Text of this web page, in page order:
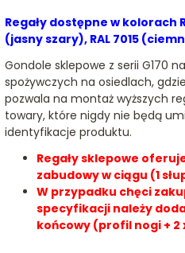
Regały dostępne w kolorach
(jasny szary), RAL 7015
Gondole sklepowe z serii G170
spożywczych na osiedlach,
pozwala na montaż wyższych
towary, które nigdy nie będą
identyfikacje produktu.
Regały sklepowe
zabudowy w ciągu (1
W przypadku chęci
specyfikacji należy
końcowy (profil nogi + 2